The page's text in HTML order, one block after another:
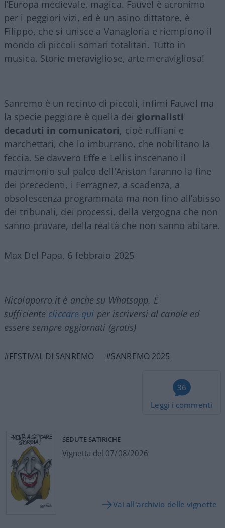
l’Europa medievale, magica. Fauvel è acronimo
per i peggiori vizi, ed è un asino dittatore, è
Filippo, che si unisce a Vanagloria e riempiono il
mondo di piccoli somari totalitari. Tutto in
musica. Storie meravigliose, arte meravigliosa!
Sanremo è un recinto di piccoli, infimi Fauvel ma
la specie peggiore è quella dei giornalisti
decaduti in comunicatori, cioè ruffiani e
marchettari, che lo imburrano, che nobilitano la
feccia. Se davvero Effe e Lellis inscenano il
matrimonio sul palco dell’Ariston faranno la fine
dei precedenti, i Ferragnez, a scadenza, a
obsolescenza programmata ma non fino all’abisso
dei tribunali, dei processi, della vergogna che non
sanno provare, della realtà che non sanno abitare.
Max Del Papa, 6 febbraio 2025
Nicolaporro.it è anche su Whatsapp. È
sufficiente cliccare qui per iscriversi al canale ed
essere sempre aggiornati (gratis)
#FESTIVAL DI SANREMO #SANREMO 2025
36
Leggi i commenti
SEDUTE SATIRICHE
Vignetta del 07/08/2026
Vai all'archivio delle vignette